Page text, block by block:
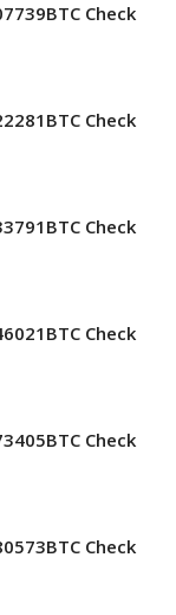
Check
Check
Check
Check
Check
Check